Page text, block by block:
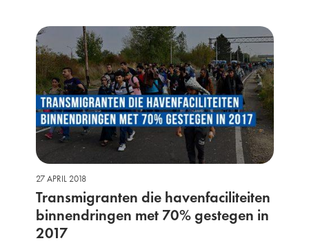
27 APRIL 2018
Transmigranten die havenfaciliteiten
binnendringen met 70% gestegen in
2017